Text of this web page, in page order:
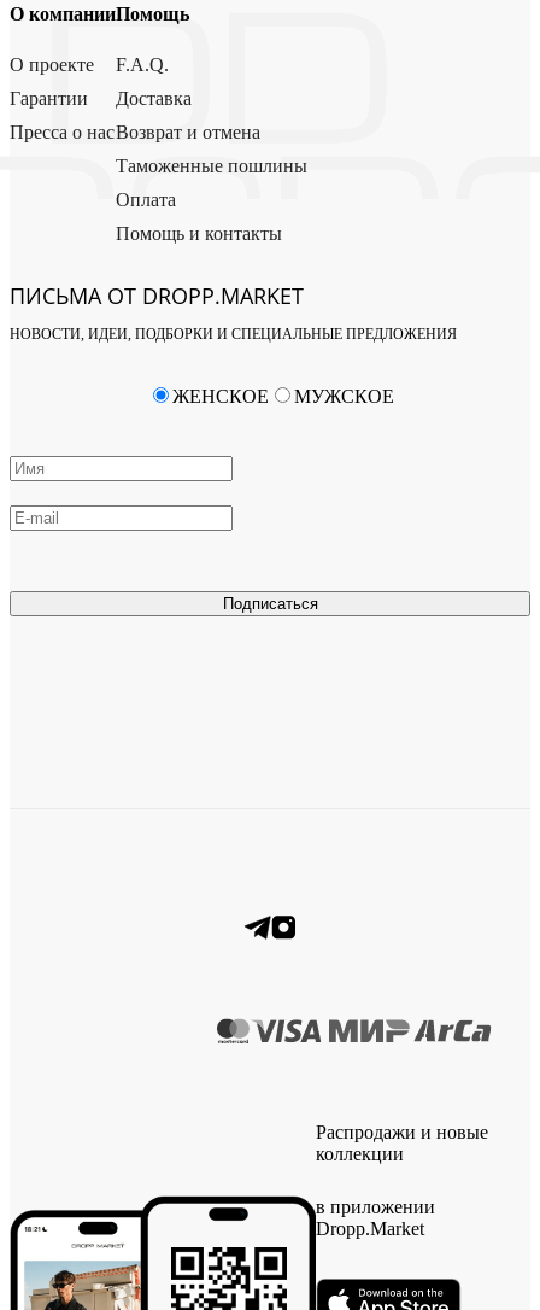
О компании
О проекте
Гарантии
Пресса о нас
Помощь
F.A.Q.
Доставка
Возврат и отмена
Таможенные пошлины
Оплата
Помощь и контакты
ПИСЬМА ОТ DROPP.MARKET
НОВОСТИ, ИДЕИ, ПОДБОРКИ И СПЕЦИАЛЬНЫЕ ПРЕДЛОЖЕНИЯ
Подписаться
ЖЕНСКОЕ МУЖСКОЕ
Распродажи и новые
коллекции
в приложении
Dropp.Market